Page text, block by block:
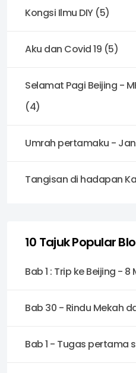
Kongsi Ilmu DIY (5)
Aku dan Covid 19 (5)
Selamat Pagi Beijing -
(4)
Umrah pertamaku -
Tangisan di hadapan
10 Tajuk Popular
Bab 1 : Trip ke Beijing - 8
Bab 30 - Rindu Mekah
Bab 1 - Tugas pertama